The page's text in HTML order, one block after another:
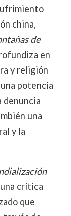
china,
de
en
y religión
potencia
denuncia
una
y la
crítica
que